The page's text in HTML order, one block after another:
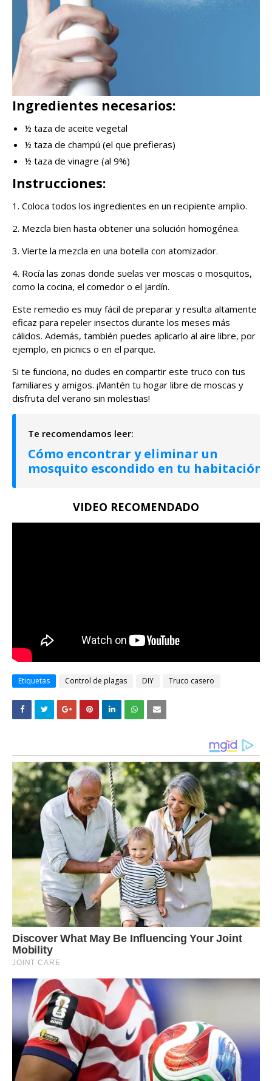
Ingredientes necesarios:
½ taza de aceite vegetal
½ taza de champú (el que prefieras)
½ taza de vinagre (al 9%)
Instrucciones:
1. Coloca todos los ingredientes en un recipiente amplio.
2. Mezcla bien hasta obtener una solución homogénea.
3. Vierte la mezcla en una botella con atomizador.
4. Rocía las zonas donde suelas ver moscas o mosquitos,
como la cocina, el comedor o el jardín.
Este remedio es muy fácil de preparar y resulta altamente
eficaz para repeler insectos durante los meses más
cálidos. Además, también puedes aplicarlo al aire libre, por
ejemplo, en picnics o en el parque.
Si te funciona, no dudes en compartir este truco con tus
familiares y amigos. ¡Mantén tu hogar libre de moscas y
disfruta del verano sin molestias!
Cómo encontrar y eliminar un
mosquito escondido en tu habitación
VIDEO RECOMENDADO
Etiquetas Control de plagas DIY Truco casero